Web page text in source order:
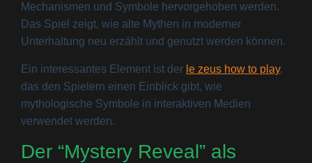
Mechanismen und Symbole hervorgehoben werden.
Das Spiel zeigt, wie alte Mythen in moderner
Unterhaltung neu erzählt und genutzt werden können.
Ein interessantes Element ist der le zeus how to play,
das den Spielern einen Einblick gibt, wie
mythologische Symbole in interaktiven Medien
verwendet werden.
Der “Mystery Reveal” als